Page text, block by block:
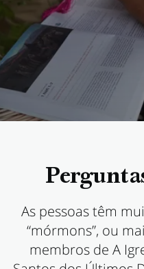
As pessoas têm
“mórmons”, ou
membros de A